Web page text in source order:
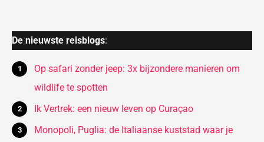
De nieuwste reisblogs:
Op safari zonder jeep: 3x bijzondere manieren om
wildlife te spotten
Ik Vertrek: een nieuw leven op Curaçao
Monopoli, Puglia: de Italiaanse kuststad waar je